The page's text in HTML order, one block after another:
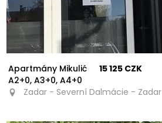
Apartmány Mikulić
A2+0, A3+0, A4+0
15 125 CZK
Zadar - Severní Dalmácie - Zadar